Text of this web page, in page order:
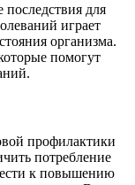
последствия для
играет
организма.
помогут
профилактики
потребление
к повышению